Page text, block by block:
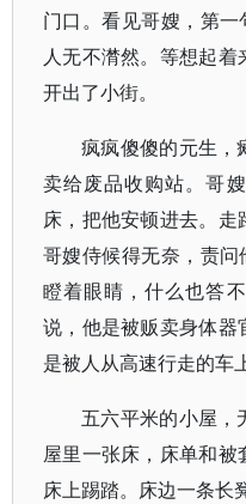
门口。看见哥嫂，第一
人无不潸然。等想起
开出了小街。
疯疯傻傻的元生，
卖给废品收购站。哥
床，把他安顿进去。走
哥嫂侍候得无奈，责问
瞪着眼睛，什么也答
说，他是被贩卖身体
是被人从高速行走的车
五六平米的小屋，
屋里一张床，床单和
床上踢踏。床边一条长